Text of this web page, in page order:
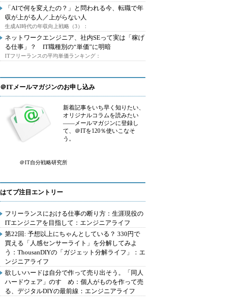
「AIで何を変えたの？」と問われる今、転職で年
収が上がる人／上がらない人
生成AI時代の年収向上戦略（3）：
ネットワークエンジニア、社内SEって実は「稼げ
る仕事」？ IT職種別の“単価”に明暗
ITフリーランスの平均単価ランキング：
＠ITメールマガジンのお申し込み
新着記事をいち早く知りたい、
オリジナルコラムを読みたい
――メールマガジンに登録し
て、＠ITを120％使いこなそ
う。
＠IT自分戦略研究所
はてブ注目エントリー
フリーランスにおける仕事の断り方：生涯現役の
ITエンジニアを目指して：エンジニアライフ
第22回: 予想以上にちゃんとしている？ 330円で
買える「人感センサーライト」を分解してみよ
う：ThousanDIYの「ガジェット分解ライフ」：エ
ンジニアライフ
欲しいハードは自分で作って売り出そう。「同人
ハードウェア」のすゝめ：個人がものを作って売
る、デジタルDIYの最前線：エンジニアライフ